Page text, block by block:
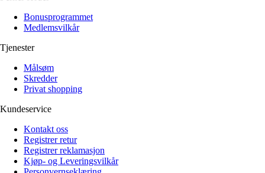
Klær
Reise
Informasjon
Tilbehør
Lukk
Alle artikler
Klær
Reise
Informasjon
Tilbehør
Målsøm
Lukk
Bonusprogrammet
Medlemsvilkår
Tjenester
Målsøm
Skredder
Privat shopping
Kundeservice
Kontakt oss
Registrer retur
Registrer reklamasjon
Kjøp- og Leveringsvilkår